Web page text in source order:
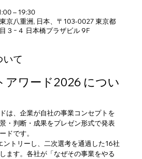
– 19:30
京八重洲, 日本、〒103-0027 東京都
３−４ 日本橋プラザビル 9F
いて
アワード2026 につい
は、企業が自社の事業コンセプトを
・判断・成果をプレゼン形式で発表
ドです。
トリーし、二次選考を通過した16社
ます。各社が「なぜその事業をやる